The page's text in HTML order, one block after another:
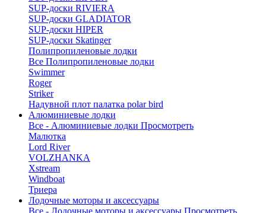
SUP-доски RIVIERA
SUP-доски GLADIATOR
SUP-доски HIPER
SUP-доски Skatinger
Полипропиленовые лодки
Все Полипропиленовые лодки
Swimmer
Roger
Striker
Надувной плот палатка polar bird
Алюминиевые лодки
Все - Алюминиевые лодки Просмотреть
Малютка
Lord River
VOLZHANKA
Xstream
Windboat
Триера
Лодочные моторы и аксессуары
Все - Лодочные моторы и аксессуары Просмотреть